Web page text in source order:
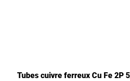
Tubes cuivre ferreux Cu Fe 2P